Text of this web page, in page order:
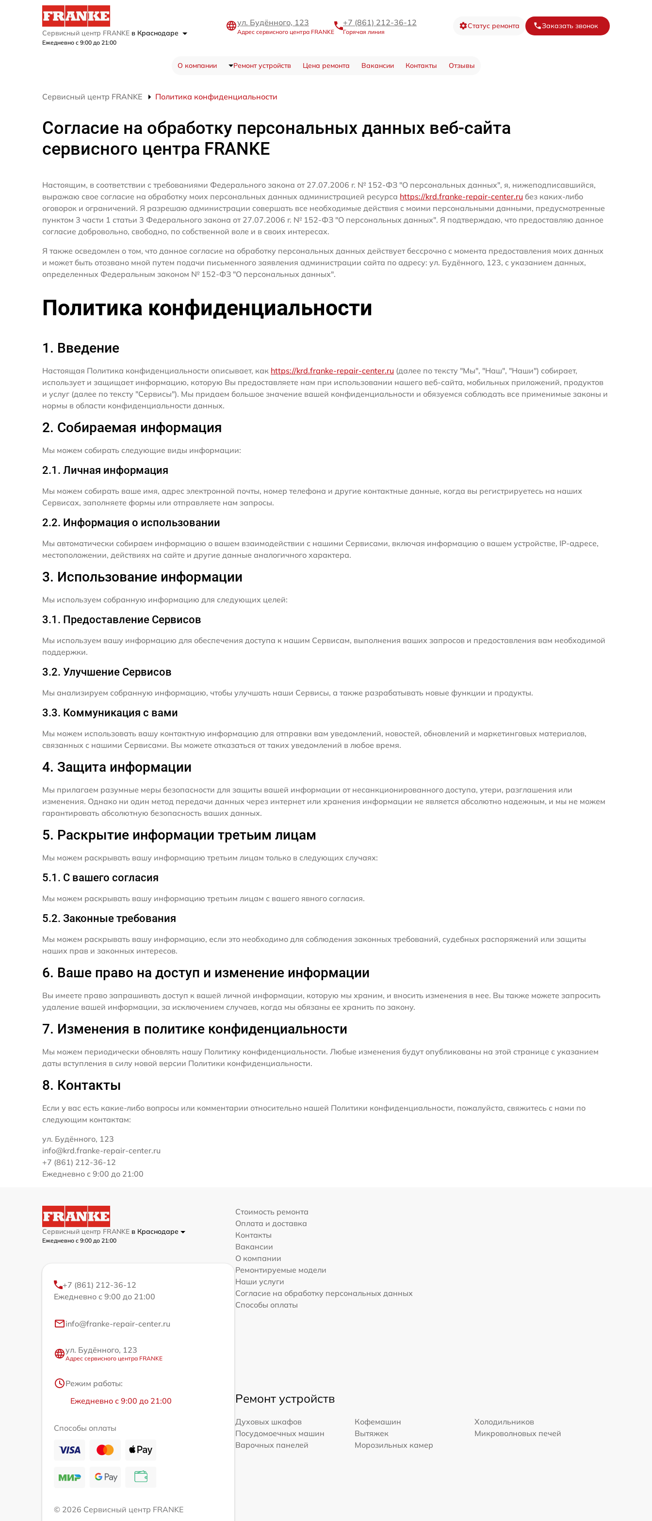
Сервисный центр FRANKE в Краснодаре
Ежедневно с 9:00 до 21:00
ул. Будённого, 123
Адрес сервисного центра FRANKE
+7 (861) 212-36-12
Горячая линия
Статус ремонта Заказать звонок
О компании Ремонт устройств Цена ремонта Вакансии Контакты Отзывы
Сервисный центр FRANKE Политика конфиденциальности
Согласие на обработку персональных данных веб-сайта
сервисного центра FRANKE
Настоящим, в соответствии с требованиями Федерального закона от 27.07.2006 г. № 152-ФЗ "О персональных данных", я, нижеподписавшийся,
выражаю свое согласие на обработку моих персональных данных администрацией ресурса https://krd.franke-repair-center.ru без каких-либо
оговорок и ограничений. Я разрешаю администрации совершать все необходимые действия с моими персональными данными, предусмотренные
пунктом 3 части 1 статьи 3 Федерального закона от 27.07.2006 г. № 152-ФЗ "О персональных данных". Я подтверждаю, что предоставляю данное
согласие добровольно, свободно, по собственной воле и в своих интересах.
Я также осведомлен о том, что данное согласие на обработку персональных данных действует бессрочно с момента предоставления моих данных
и может быть отозвано мной путем подачи письменного заявления администрации сайта по адресу: ул. Будённого, 123, с указанием данных,
определенных Федеральным законом № 152-ФЗ "О персональных данных".
Политика конфиденциальности
1. Введение
Настоящая Политика конфиденциальности описывает, как https://krd.franke-repair-center.ru (далее по тексту "Мы", "Наш", "Наши") собирает,
использует и защищает информацию, которую Вы предоставляете нам при использовании нашего веб-сайта, мобильных приложений, продуктов
и услуг (далее по тексту "Сервисы"). Мы придаем большое значение вашей конфиденциальности и обязуемся соблюдать все применимые законы и
нормы в области конфиденциальности данных.
2. Собираемая информация
Мы можем собирать следующие виды информации:
2.1. Личная информация
Мы можем собирать ваше имя, адрес электронной почты, номер телефона и другие контактные данные, когда вы регистрируетесь на наших
Сервисах, заполняете формы или отправляете нам запросы.
2.2. Информация о использовании
Мы автоматически собираем информацию о вашем взаимодействии с нашими Сервисами, включая информацию о вашем устройстве, IP-адресе,
местоположении, действиях на сайте и другие данные аналогичного характера.
3. Использование информации
Мы используем собранную информацию для следующих целей:
3.1. Предоставление Сервисов
Мы используем вашу информацию для обеспечения доступа к нашим Сервисам, выполнения ваших запросов и предоставления вам необходимой
поддержки.
3.2. Улучшение Сервисов
Мы анализируем собранную информацию, чтобы улучшать наши Сервисы, а также разрабатывать новые функции и продукты.
3.3. Коммуникация с вами
Мы можем использовать вашу контактную информацию для отправки вам уведомлений, новостей, обновлений и маркетинговых материалов,
связанных с нашими Сервисами. Вы можете отказаться от таких уведомлений в любое время.
4. Защита информации
Мы прилагаем разумные меры безопасности для защиты вашей информации от несанкционированного доступа, утери, разглашения или
изменения. Однако ни один метод передачи данных через интернет или хранения информации не является абсолютно надежным, и мы не можем
гарантировать абсолютную безопасность ваших данных.
5. Раскрытие информации третьим лицам
Мы можем раскрывать вашу информацию третьим лицам только в следующих случаях:
5.1. С вашего согласия
Мы можем раскрывать вашу информацию третьим лицам с вашего явного согласия.
5.2. Законные требования
Мы можем раскрывать вашу информацию, если это необходимо для соблюдения законных требований, судебных распоряжений или защиты
наших прав и законных интересов.
6. Ваше право на доступ и изменение информации
Вы имеете право запрашивать доступ к вашей личной информации, которую мы храним, и вносить изменения в нее. Вы также можете запросить
удаление вашей информации, за исключением случаев, когда мы обязаны ее хранить по закону.
7. Изменения в политике конфиденциальности
Мы можем периодически обновлять нашу Политику конфиденциальности. Любые изменения будут опубликованы на этой странице с указанием
даты вступления в силу новой версии Политики конфиденциальности.
8. Контакты
Если у вас есть какие-либо вопросы или комментарии относительно нашей Политики конфиденциальности, пожалуйста, свяжитесь с нами по
следующим контактам:
ул. Будённого, 123
info@krd.franke-repair-center.ru
+7 (861) 212-36-12
Ежедневно с 9:00 до 21:00
Сервисный центр FRANKE в Краснодаре
Ежедневно с 9:00 до 21:00
+7 (861) 212-36-12
Ежедневно с 9:00 до 21:00
info@franke-repair-center.ru
ул. Будённого, 123
Адрес сервисного центра FRANKE
Режим работы:
Ежедневно с 9:00 до 21:00
Способы оплаты
© 2026 Сервисный центр FRANKE
Стоимость ремонта
Оплата и доставка
Контакты
Вакансии
О компании
Ремонтируемые модели
Наши услуги
Согласие на обработку персональных данных
Способы оплаты
Ремонт устройств
Духовых шкафов Кофемашин
Холодильников
Посудомоечных машин
Вытяжек
Микроволновых печей
Варочных панелей
Морозильных камер